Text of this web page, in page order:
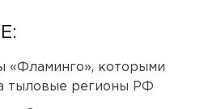
«Фламинго», которыми
тыловые регионы РФ